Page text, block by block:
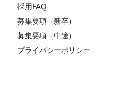
採用FAQ
募集要項（新卒）
募集要項（中途）
プライバシーポリシー